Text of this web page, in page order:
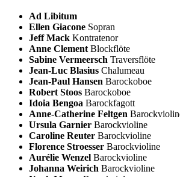
Ad Libitum
Ellen Giacone Sopran
Jeff Mack Kontratenor
Anne Clement Blockflöte
Sabine Vermeersch Traversflöte
Jean-Luc Blasius Chalumeau
Jean-Paul Hansen Barockoboe
Robert Stoos Barockoboe
Idoia Bengoa Barockfagott
Anne-Catherine Feltgen
Ursula Garnier Barockvioline
Caroline Reuter Barockvioline
Florence Stroesser Barockvioline
Aurélie Wenzel Barockvioline
Johanna Weirich Barockvioline